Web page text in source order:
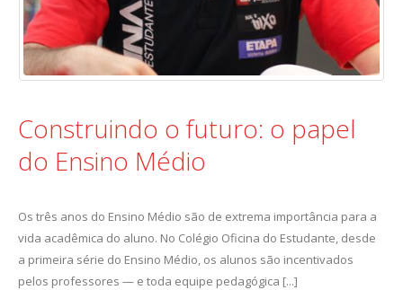
Construindo o futuro: o papel
do Ensino Médio
Os três anos do Ensino Médio são de extrema importância para a
vida acadêmica do aluno. No Colégio Oficina do Estudante, desde
a primeira série do Ensino Médio, os alunos são incentivados
pelos professores — e toda equipe pedagógica [...]